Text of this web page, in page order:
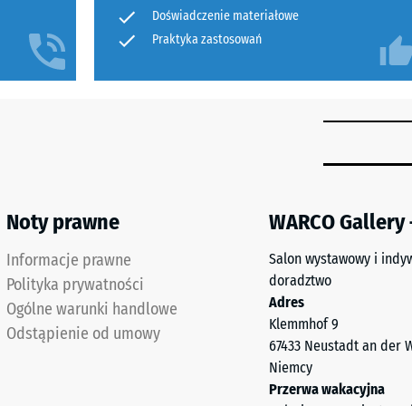
Przepuszczalność wody (EN 12616) – Skala 2 = Infiltracja do 10 mm/h (10 l/h/
Izolacja termiczna – Wartość skali 5 = Przewodność cieplna ok. 0,07 W/(m·K)
Mrozoodporny
Wartość
skali
3
=
ok.
do
Doświadczenie materiałowe
Praktyka zastosowań
Noty prawne
Informacje prawne
Polityka prywatności
Ogólne warunki handlowe
Odstąpienie od umowy
WARCO
Salon wystawowy i
doradztwo
Adres
Klemmhof 9
67433 Neustadt an der
Niemcy
Przerwa wakacyjna